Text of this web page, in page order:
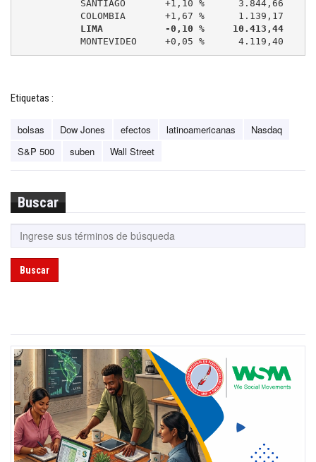
LIMA           -0,10 %     10.413,44
	   MONTEVIDEO     +0,05 %      4.119,40
Etiquetas :
bolsas Dow Jones efectos latinoamericanas
Nasdaq
S&P 500
suben Wall Street
Buscar
Buscar